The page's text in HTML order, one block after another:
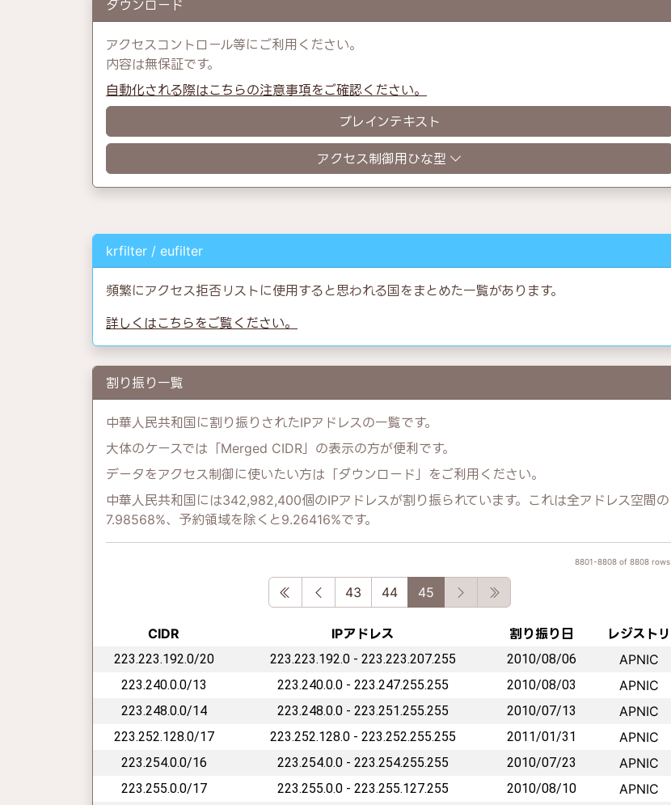
ダウンロード
アクセスコントロール等にご利用ください。
内容は無保証です。
自動化される際はこちらの注意事項をご確認ください。
プレインテキスト
アクセス制御用ひな型
krfilter / eufilter
頻繁にアクセス拒否リストに使用すると思われる国をまとめた一覧があります。
詳しくはこちらをご覧ください。
割り振り一覧
中華人民共和国に割り振りされたIPアドレスの一覧です。
大体のケースでは「Merged CIDR」の表示の方が便利です。
データをアクセス制御に使いたい方は「ダウンロード」をご利用ください。
中華人民共和国には342,982,400個のIPアドレスが割り振られています。これは全アドレス空間の
7.98568%、予約領域を除くと9.26416%です。
8801-8808 of 8808 rows
First Previous
43 44 45 Next
CIDR IPアドレス 割り振り日 レジストリ
223.223.192.0/20 223.223.192.0 - 223.223.207.255 2010/08/06 APNIC
223.240.0.0/13 223.240.0.0 - 223.247.255.255 2010/08/03 APNIC
223.248.0.0/14 223.248.0.0 - 223.251.255.255 2010/07/13 APNIC
223.252.128.0/17 223.252.128.0 - 223.252.255.255 2011/01/31 APNIC
223.254.0.0/16 223.254.0.0 - 223.254.255.255 2010/07/23 APNIC
223.255.0.0/17 223.255.0.0 - 223.255.127.255 2010/08/10 APNIC